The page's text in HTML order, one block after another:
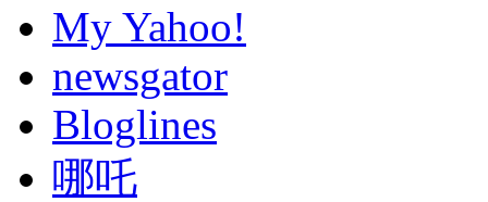
My Yahoo!
newsgator
Bloglines
哪吒